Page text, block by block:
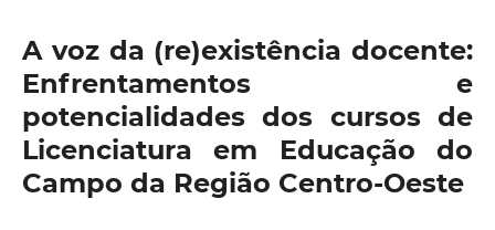
A voz da (re)existência docente:
Enfrentamentos e
potencialidades dos cursos de
Licenciatura em Educação do
Campo da Região Centro-Oeste